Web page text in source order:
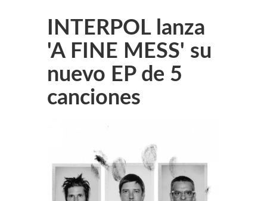
INTERPOL lanza
'A FINE MESS' su
nuevo EP de 5
canciones